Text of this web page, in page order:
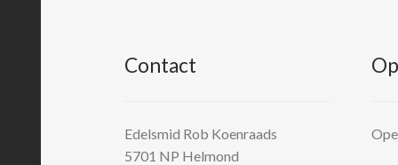
Contact
Edelsmid Rob Koenraads
5701 NP Helmond